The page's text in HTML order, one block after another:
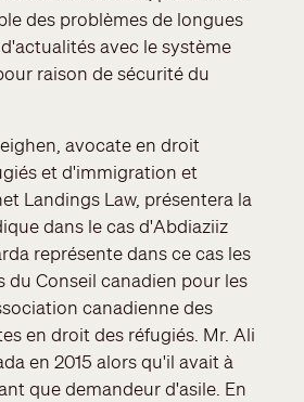
des problèmes de longues
avec le système
raison de sécurité du
avocate en droit
et d'immigration et
Landings Law, présentera la
dans le cas d'Abdiaziiz
représente dans ce cas les
du Conseil canadien pour les
canadienne des
en droit des réfugiés. Mr. Ali
en 2015 alors qu'il avait à
que demandeur d'asile. En